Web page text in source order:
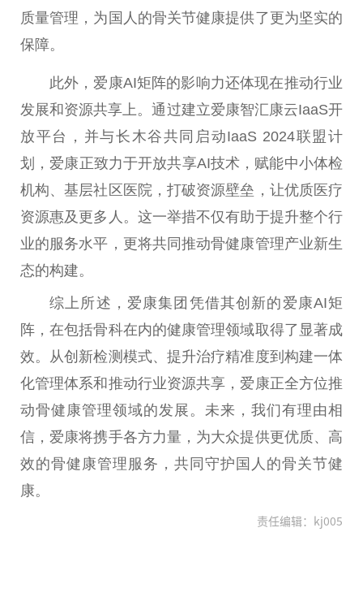
质量管理，为国人的骨关节健康提供了更为坚实的
保障。
此外，爱康AI矩阵的影响力还体现在推动行业
发展和资源共享上。通过建立爱康智汇康云IaaS开
放平台，并与长木谷共同启动IaaS 2024联盟计
划，爱康正致力于开放共享AI技术，赋能中小体检
机构、基层社区医院，打破资源壁垒，让优质医疗
资源惠及更多人。这一举措不仅有助于提升整个行
业的服务水平，更将共同推动骨健康管理产业新生
态的构建。
综上所述，爱康集团凭借其创新的爱康AI矩
阵，在包括骨科在内的健康管理领域取得了显著成
效。从创新检测模式、提升治疗精准度到构建一体
化管理体系和推动行业资源共享，爱康正全方位推
动骨健康管理领域的发展。未来，我们有理由相
信，爱康将携手各方力量，为大众提供更优质、高
效的骨健康管理服务，共同守护国人的骨关节健
康。
责任编辑：kj005